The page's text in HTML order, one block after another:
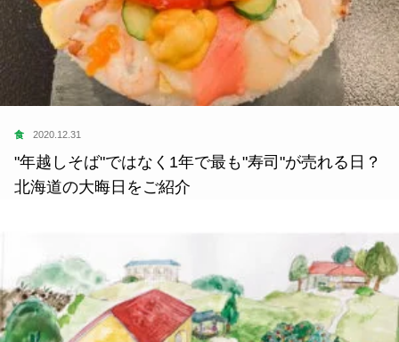
食 2020.12.31
"年越しそば"ではなく1年で最も"寿司"が売れる日？
北海道の大晦日をご紹介